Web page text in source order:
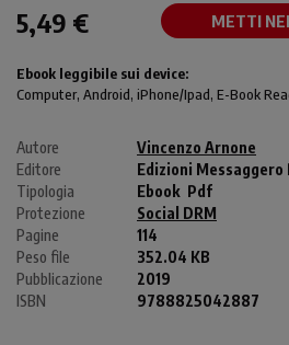
5,49 € METTI
Ebook leggibile sui device:
Computer, Android, iPhone/Ipad, E-Book
Autore
Vincenzo Arnone
Editore
Edizioni Messaggero
Tipologia
Ebook Pdf
Protezione
Social DRM
Pagine
114
Peso file
352.04 KB
Pubblicazione
2019
ISBN
9788825042887